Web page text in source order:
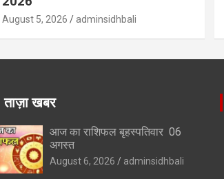
August 5, 2026 adminsidhbali
ताज़ा खबर
आज का राशिफल बृहस्पतिवार 06
अगस्त
August 6, 2026 adminsidhbali